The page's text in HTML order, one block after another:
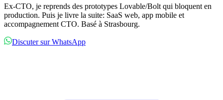
Ex-CTO, je reprends des prototypes Lovable/Bolt qui bloquent en
production. Puis je livre la suite: SaaS web, app mobile et
accompagnement CTO. Basé à Strasbourg.
Discuter sur WhatsApp